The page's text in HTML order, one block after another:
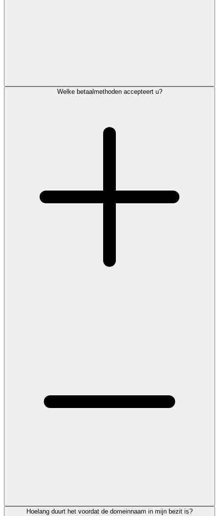
Welke betaalmethoden accepteert u?
Hoelang duurt het voordat de domeinnaam in mijn bezit is?